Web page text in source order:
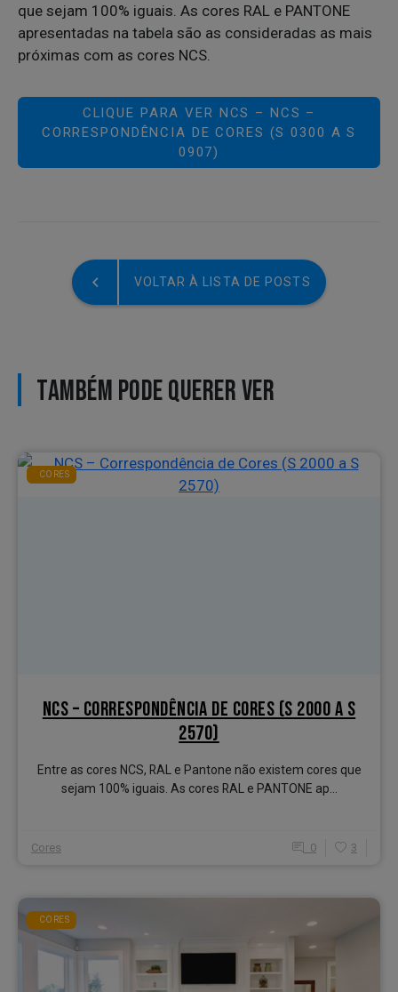
que sejam 100% iguais. As cores RAL e PANTONE
apresentadas na tabela são as consideradas as mais
próximas com as cores NCS.
CLIQUE PARA VER NCS – NCS –
CORRESPONDÊNCIA DE CORES (S 0300 A S
0907)
VOLTAR À LISTA DE POSTS
TAMBÉM PODE QUERER VER
CORES
NCS – CORRESPONDÊNCIA DE CORES (S 2000 A S
2570)
Entre as cores NCS, RAL e Pantone não existem cores que
sejam 100% iguais. As cores RAL e PANTONE ap...
Cores 0 3
CORES